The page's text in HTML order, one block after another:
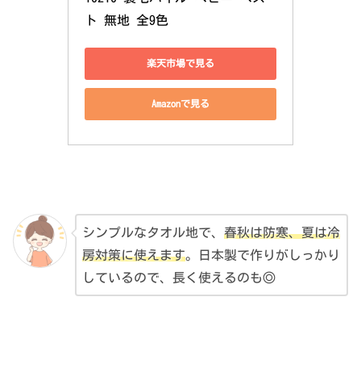
ト 無地 全9色
楽天市場で見る
Amazonで見る
シンプルなタオル地で、 春秋は防寒、夏は冷
房対策に使えます。日本製で作りがしっかり
しているので、長く使えるのも◎